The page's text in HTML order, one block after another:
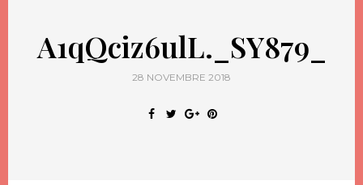
A1qQciz6ulL._SY879_
28 NOVEMBRE 2018